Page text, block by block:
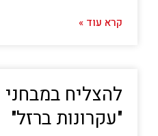
קרא עוד »
להצליח במבחני
"עקרונות ברזל"